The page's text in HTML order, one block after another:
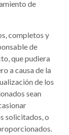
de
completos y
de
que pudiera
a causa de la
de los
sean
solicitados, o